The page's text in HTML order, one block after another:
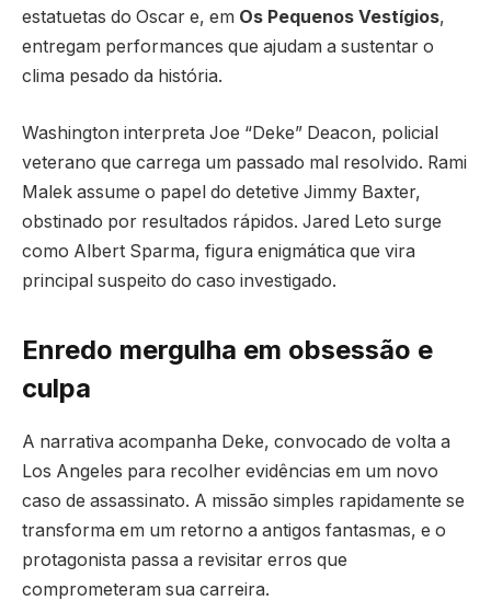
estatuetas do Oscar e, em Os Pequenos Vestígios,
entregam performances que ajudam a sustentar o
clima pesado da história.
Washington interpreta Joe “Deke” Deacon, policial
veterano que carrega um passado mal resolvido. Rami
Malek assume o papel do detetive Jimmy Baxter,
obstinado por resultados rápidos. Jared Leto surge
como Albert Sparma, figura enigmática que vira
principal suspeito do caso investigado.
Enredo mergulha em obsessão e
culpa
A narrativa acompanha Deke, convocado de volta a
Los Angeles para recolher evidências em um novo
caso de assassinato. A missão simples rapidamente se
transforma em um retorno a antigos fantasmas, e o
protagonista passa a revisitar erros que
comprometeram sua carreira.